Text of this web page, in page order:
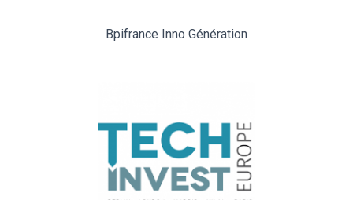
Bpifrance Inno Génération